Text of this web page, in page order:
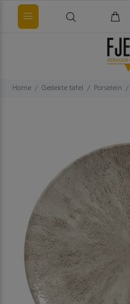
Home Gedekte tafel Porselein